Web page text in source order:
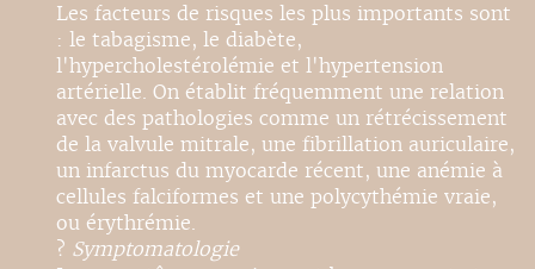
Les facteurs de risques les plus importants sont
: le tabagisme, le diabète,
l'hypercholestérolémie et l'hypertension
artérielle. On établit fréquemment une relation
avec des pathologies comme un rétrécissement
de la valvule mitrale, une fibrillation auriculaire,
un infarctus du myocarde récent, une anémie à
cellules falciformes et une polycythémie vraie,
ou érythrémie.
? Symptomatologie